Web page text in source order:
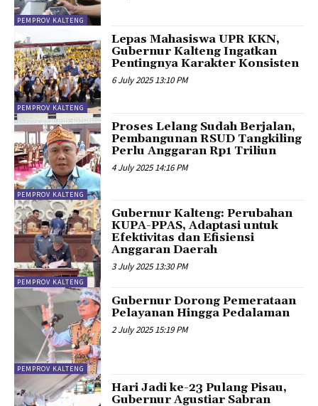
PEMPROV KALTENG
PEMPROV KALTENG
Lepas Mahasiswa UPR KKN,
Gubernur Kalteng Ingatkan
Pentingnya Karakter Konsisten
6 July 2025 13:10 PM
PEMPROV KALTENG
Proses Lelang Sudah Berjalan,
Pembangunan RSUD Tangkiling
Perlu Anggaran Rp1 Triliun
4 July 2025 14:16 PM
PEMPROV KALTENG
Gubernur Kalteng: Perubahan
KUPA-PPAS, Adaptasi untuk
Efektivitas dan Efisiensi
Anggaran Daerah
3 July 2025 13:30 PM
PEMPROV KALTENG
Gubernur Dorong Pemerataan
Pelayanan Hingga Pedalaman
2 July 2025 15:19 PM
Hari Jadi ke-23 Pulang Pisau,
Gubernur Agustiar Sabran